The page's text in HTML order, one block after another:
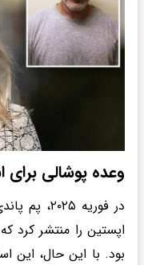
وعده پوشالی برای
در فوریه
اپستین را منتشر کرد
بود. با این حال، این